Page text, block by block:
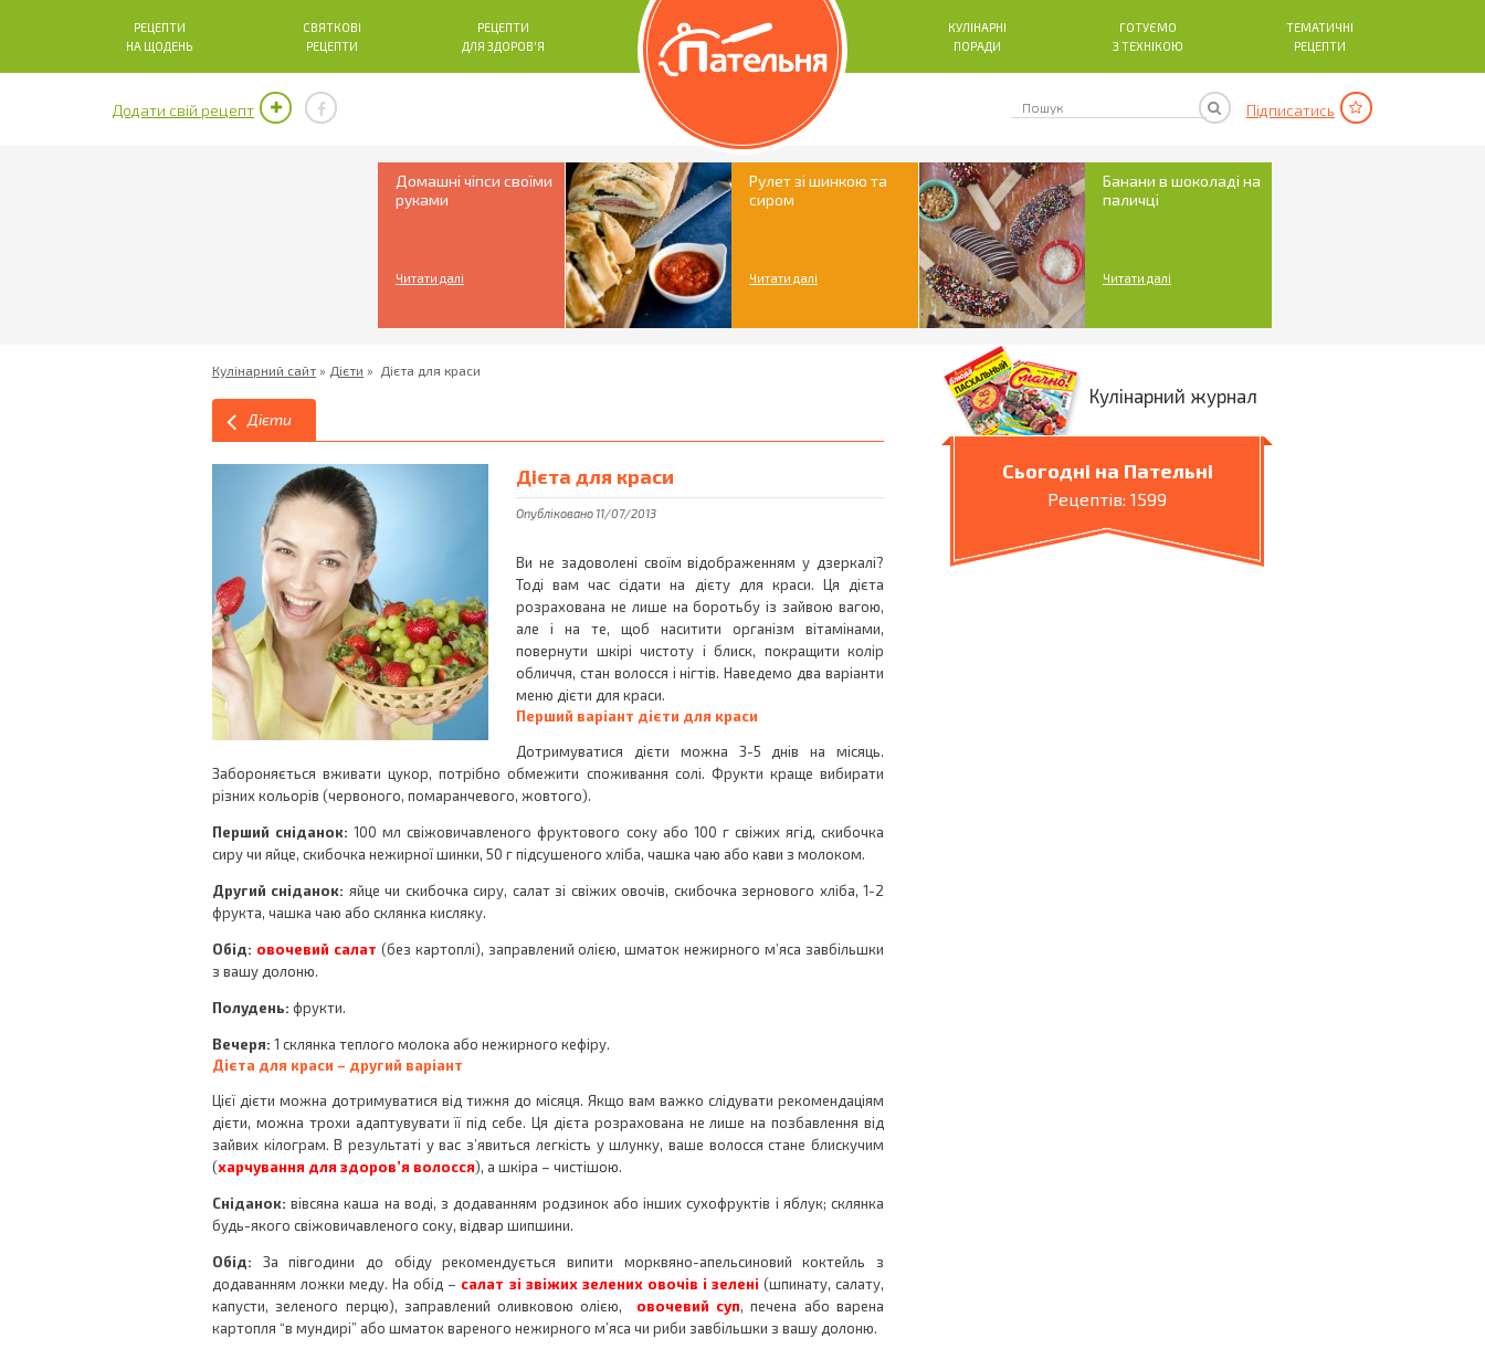
РЕЦЕПТИ
НА ЩОДЕНЬ
СВЯТКОВІ
РЕЦЕПТИ
РЕЦЕПТИ
ДЛЯ ЗДОРОВ'Я
КУЛІНАРНІ
ПОРАДИ
ГОТУЄМО
З ТЕХНІКОЮ
ТЕМАТИЧНІ
РЕЦЕПТИ
Додати свій рецепт Підписатись
Домашні чіпси своїми
руками
Читати далі
Рулет зі шинкою та
сиром
Читати далі
Банани в шоколаді на
паличці
Читати далі
Кулінарний сайт » Дієти » Дієта для краси
Дієти
Дієта для краси
Опубліковано 11/07/2013
Ви не задоволені своїм відображенням у дзеркалі?
Тоді вам час сідати на дієту для краси. Ця дієта
розрахована не лише на боротьбу із зайвою вагою,
але і на те, щоб наситити організм вітамінами,
повернути шкірі чистоту і блиск, покращити колір
обличчя, стан волосся і нігтів. Наведемо два варіанти
меню дієти для краси.
Перший варіант дієти для краси
Дотримуватися дієти можна 3-5 днів на місяць.
Забороняється вживати цукор, потрібно обмежити споживання солі. Фрукти краще вибирати
різних кольорів (червоного, помаранчевого, жовтого).
Перший сніданок: 100 мл свіжовичавленого фруктового соку або 100 г свіжих ягід, скибочка
сиру чи яйце, скибочка нежирної шинки, 50 г підсушеного хліба, чашка чаю або кави з молоком.
Другий сніданок: яйце чи скибочка сиру, салат зі свіжих овочів, скибочка зернового хліба, 1-2
фрукта, чашка чаю або склянка кисляку.
Обід: овочевий салат (без картоплі), заправлений олією, шматок нежирного м’яса завбільшки
з вашу долоню.
Полудень: фрукти.
Вечеря: 1 склянка теплого молока або нежирного кефіру.
Дієта для краси – другий варіант
Цієї дієти можна дотримуватися від тижня до місяця. Якщо вам важко слідувати рекомендаціям
дієти, можна трохи адаптувувати її під себе. Ця дієта розрахована не лише на позбавлення від
зайвих кілограм. В результаті у вас з’явиться легкість у шлунку, ваше волосся стане блискучим
(харчування для здоров’я волосся), а шкіра – чистішою.
Сніданок: вівсяна каша на воді, з додаванням родзинок або інших сухофруктів і яблук; склянка
будь-якого свіжовичавленого соку, відвар шипшини.
Обід: За півгодини до обіду рекомендується випити морквяно-апельсиновий коктейль з
додаванням ложки меду. На обід – салат зі звіжих зелених овочів і зелені (шпинату, салату,
капусти, зеленого перцю), заправлений оливковою олією, овочевий суп, печена або варена
картопля “в мундирі” або шматок вареного нежирного м’яса чи риби завбільшки з вашу долоню.
Кулінарний журнал
Сьогодні на Пательні
Рецептів: 1599